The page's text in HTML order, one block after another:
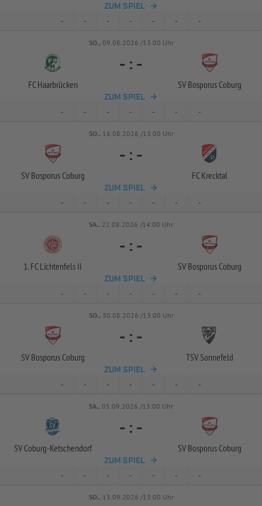
ZUM SPIEL
- - - - - - -
SO.. 09.08.2026 /13:00 Uhr
FC Haarbrücken
- : -
SV Bosporus Coburg
ZUM SPIEL
- - - - - - -
SO.. 16.08.2026 /13:00 Uhr
SV Bosporus Coburg
- : -
FC Krecktal
ZUM SPIEL
- - - - - - -
SA.. 22.08.2026 /14:00 Uhr
1. FC Lichtenfels II
- : -
SV Bosporus Coburg
ZUM SPIEL
- - - - - - -
SO.. 30.08.2026 /13:00 Uhr
SV Bosporus Coburg
- : -
TSV Sonnefeld
ZUM SPIEL
- - - - - - -
SA.. 05.09.2026 /13:00 Uhr
SV Coburg-Ketschendorf
- : -
SV Bosporus Coburg
ZUM SPIEL
- - - - - - -
SO.. 13.09.2026 /13:00 Uhr